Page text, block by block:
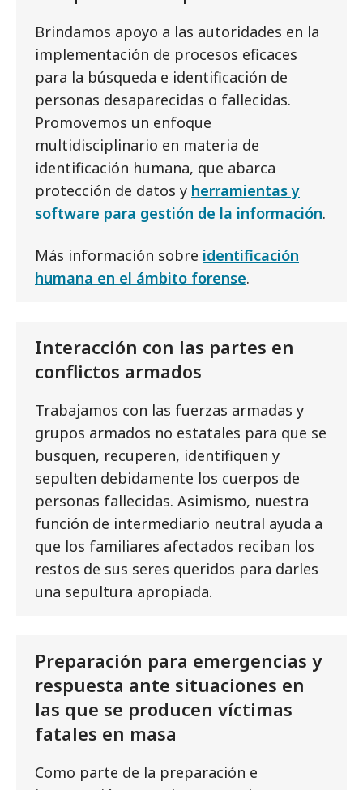
Brindamos apoyo a las autoridades en la
implementación de procesos eficaces
para la búsqueda e identificación de
personas desaparecidas o fallecidas.
Promovemos un enfoque
multidisciplinario en materia de
identificación humana, que abarca
protección de datos y herramientas y
software para gestión de la información.
Más información sobre identificación
humana en el ámbito forense.
Interacción con las partes en
conflictos armados
Trabajamos con las fuerzas armadas y
grupos armados no estatales para que se
busquen, recuperen, identifiquen y
sepulten debidamente los cuerpos de
personas fallecidas. Asimismo, nuestra
función de intermediario neutral ayuda a
que los familiares afectados reciban los
restos de sus seres queridos para darles
una sepultura apropiada.
Preparación para emergencias y
respuesta ante situaciones en
las que se producen víctimas
fatales en masa
Como parte de la preparación e